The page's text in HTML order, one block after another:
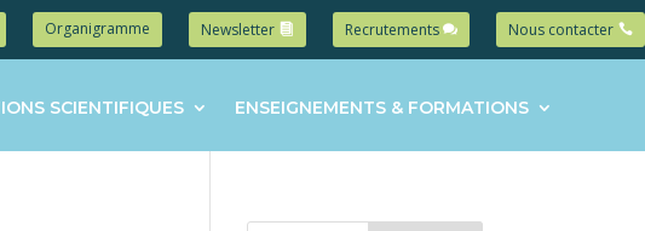
Organigramme Newsletter Recrutements Nous contacter
SCIENTIFIQUES ENSEIGNEMENTS & FORMATIONS